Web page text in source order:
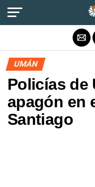
UMÁN
Policías de
apagón en
Santiago
Salir